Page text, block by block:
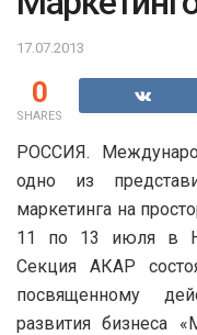
17.07.2013
0
SHARES
РОССИЯ.
одно из
маркетинга на
11 по 13 июля в
Секция АКАР
посвященному
развития бизнеса